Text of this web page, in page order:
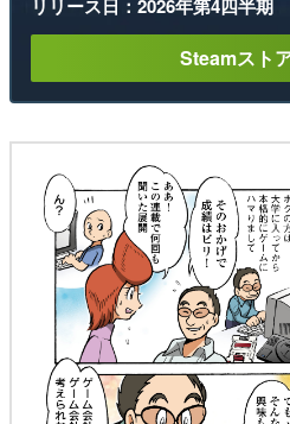
リリース日：2026年第4四半期
Steamスト